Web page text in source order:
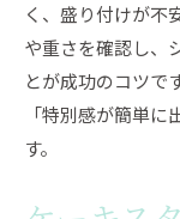
く、盛り付けが不
や重さを確認し、
とが成功のコツで
「特別感が簡単
す。